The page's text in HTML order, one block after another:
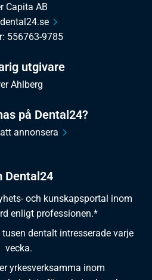
Dental24
och kunskapsportal inom
enligt professionen.*
dentalt intresserade varje
vecka.
yrkesverksamma inom
Capita AB
556763-9785
utgivare
Ahlberg
på Dental24?
annonsera